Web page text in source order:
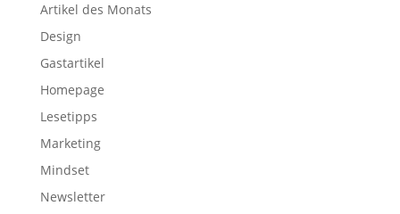
Artikel des Monats
Design
Gastartikel
Homepage
Lesetipps
Marketing
Mindset
Newsletter